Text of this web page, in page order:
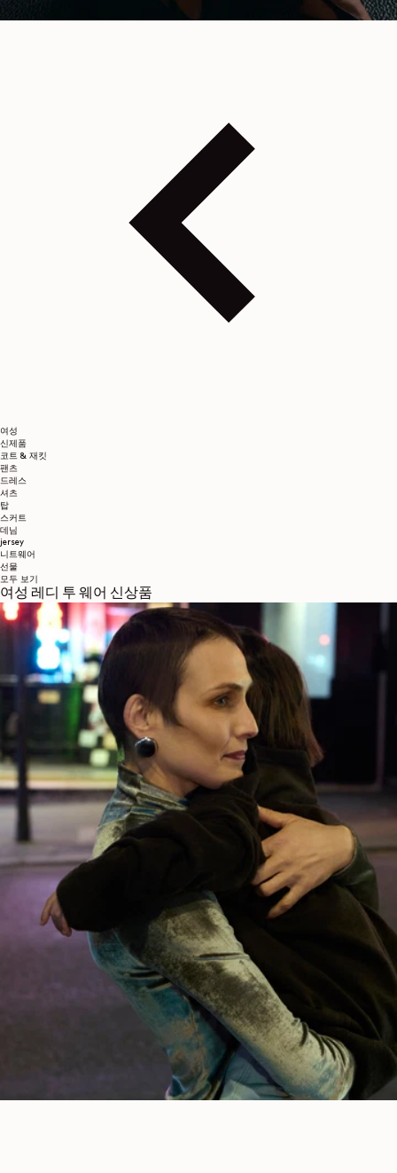
여성
신제품
코트 & 재킷
팬츠
드레스
셔츠
탑
스커트
데님
jersey
니트웨어
선물
모두 보기
여성 레디 투 웨어 신상품